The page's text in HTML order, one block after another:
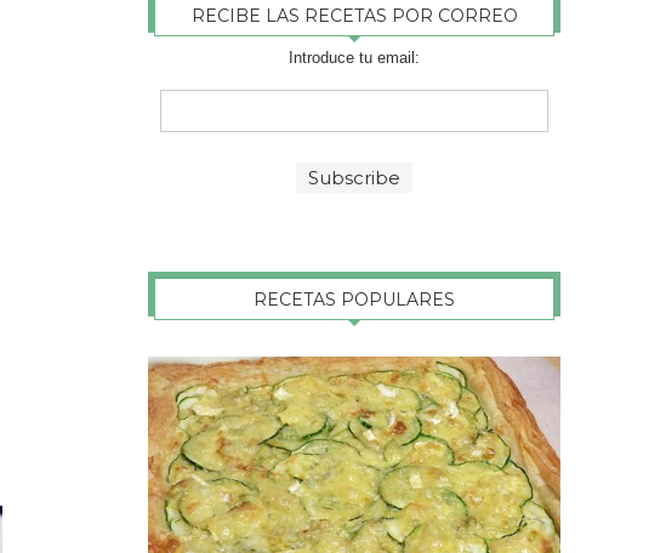
RECIBE LAS RECETAS POR CORREO
Introduce tu email:
RECETAS POPULARES